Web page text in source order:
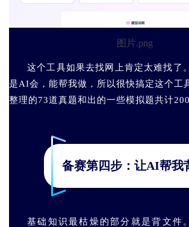
图片.png
这个工具如果去找网上肯定太难找了
是AI会，能帮我做，所以很快搞定这个工
整理的73道真题和出的一些模拟题共计200
备赛第四步：让AI帮我
基础知识最枯燥的部分就是背文件